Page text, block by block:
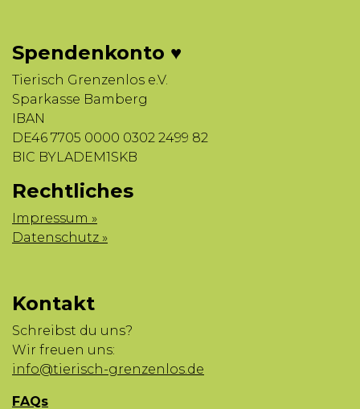
Spendenkonto ♥
Tierisch Grenzenlos e.V.
Sparkasse Bamberg
IBAN
DE46 7705 0000 0302 2499 82
BIC BYLADEM1SKB
Rechtliches
Impressum »
Datenschutz »
Kontakt
Schreibst du uns?
Wir freuen uns:
info@tierisch-grenzenlos.de
FAQs